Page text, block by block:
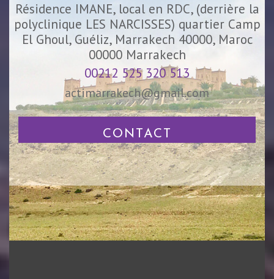
Résidence IMANE, local en RDC, (derrière la
polyclinique LES NARCISSES) quartier Camp
El Ghoul, Guéliz, Marrakech 40000, Maroc
00000 Marrakech
00212 525 320 513
actimarrakech@gmail.com
CONTACT